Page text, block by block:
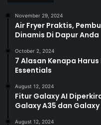
November 29, 2024
Air Fryer Praktis,
Dinamis Di Dapur Anda
October 2, 2024
7 Alasan Kenapa
Essentials
August 12, 2024
Fitur Galaxy AI
Galaxy A35 dan Galaxy
August 12, 2024